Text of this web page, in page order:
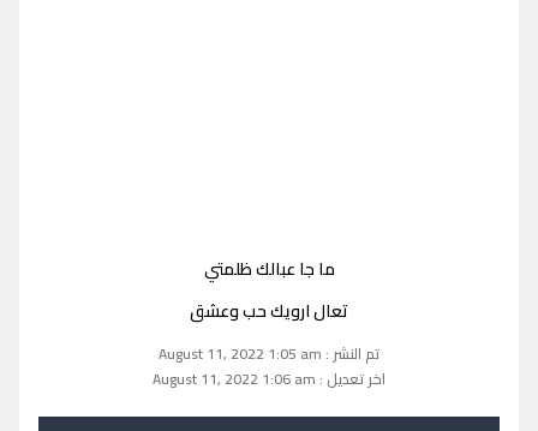
ما جا عبالك ظلمتي
تعال ارويك حب وعشق
تم النشر : August 11, 2022 1:05 am
اخر تعديل : August 11, 2022 1:06 am